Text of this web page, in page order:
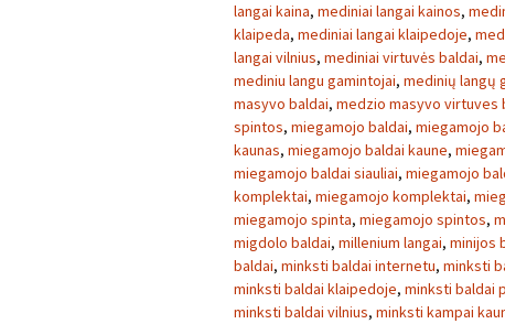
langai kaina, mediniai langai kainos,
klaipeda, mediniai langai klaipedoje,
langai vilnius, mediniai virtuvės baldai,
mediniu langu gamintojai, medinių langų
masyvo baldai, medzio masyvo virtuves
spintos, miegamojo baldai, miegamojo
kaunas, miegamojo baldai kaune,
miegamojo baldai siauliai, miegamojo
komplektai, miegamojo komplektai,
miegamojo spinta, miegamojo spintos,
migdolo baldai, millenium langai, minijos
baldai, minksti baldai internetu, minksti
minksti baldai klaipedoje, minksti baldai
minksti baldai vilnius, minksti kampai